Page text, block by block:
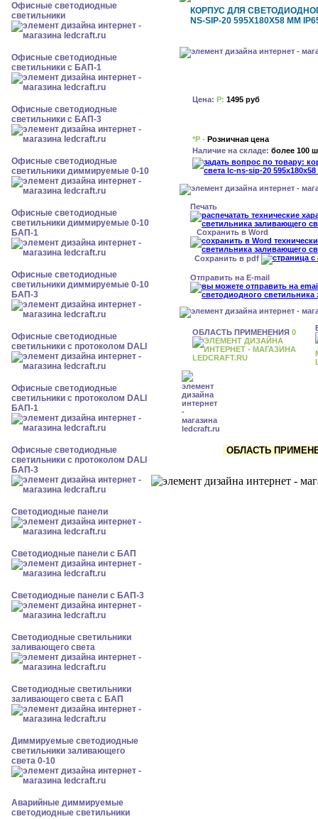
Офисные светодиодные
светильники
Офисные светодиодные
светильники с БАП-1
Офисные светодиодные
светильники с БАП-3
Офисные светодиодные
светильники диммируемые 0-10
Офисные светодиодные
светильники диммируемые 0-10
БАП-1
Офисные светодиодные
светильники диммируемые 0-10
БАП-3
Офисные светодиодные
светильники с протоколом DALI
Офисные светодиодные
светильники с протоколом DALI
БАП-1
Офисные светодиодные
светильники с протоколом DALI
БАП-3
Cветодиодные панели
Cветодиодные панели с БАП
Cветодиодные панели с БАП-3
Светодиодные светильники
заливающего света
Светодиодные светильники
заливающего света с БАП
Диммируемые светодиодные
светильники заливающего
света 0-10
Аварийные диммируемые
светодиодные светильники
КОРПУС ДЛЯ
NS-SIP-20 595X180X58 ММ
Цена: Р: 1495 руб
*Р - Розничная цена
Наличие на складе: более 100
Печать
Сохранить в Word
Сохранить в pdf
Отправить на E-mail
ОБЛАСТЬ ПРИМЕНЕНИЯ 0
ОБЛАСТЬ